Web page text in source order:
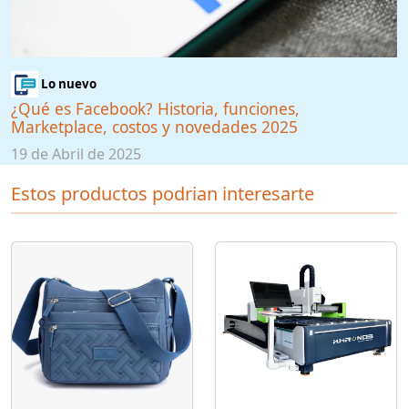
Lo nuevo
¿Qué es Facebook? Historia, funciones,
Marketplace, costos y novedades 2025
19 de Abril de 2025
Estos productos podrian interesarte